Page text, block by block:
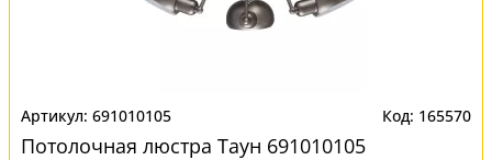
691010105 165570
Потолочная люстра Таун 691010105